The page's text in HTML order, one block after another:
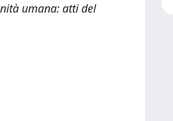
umana: atti del